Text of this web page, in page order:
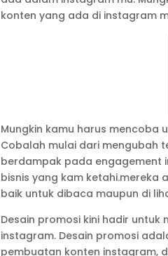
konten yang ada di instagram
Mungkin kamu harus mencoba
Cobalah mulai dari mengubah
berdampak pada engagement
bisnis yang kam
baik untuk dibaca maupun di
Desain promosi kini hadir
instagram. Desain promosi
pembuatan konten instagram,